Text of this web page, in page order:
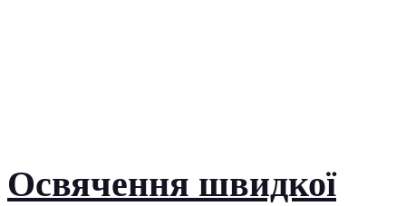
Освячення швидкої